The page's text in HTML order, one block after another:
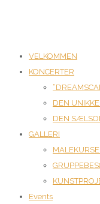
VELKOMMEN
KONCERTER
DEN
DEN
GALLERI
Events